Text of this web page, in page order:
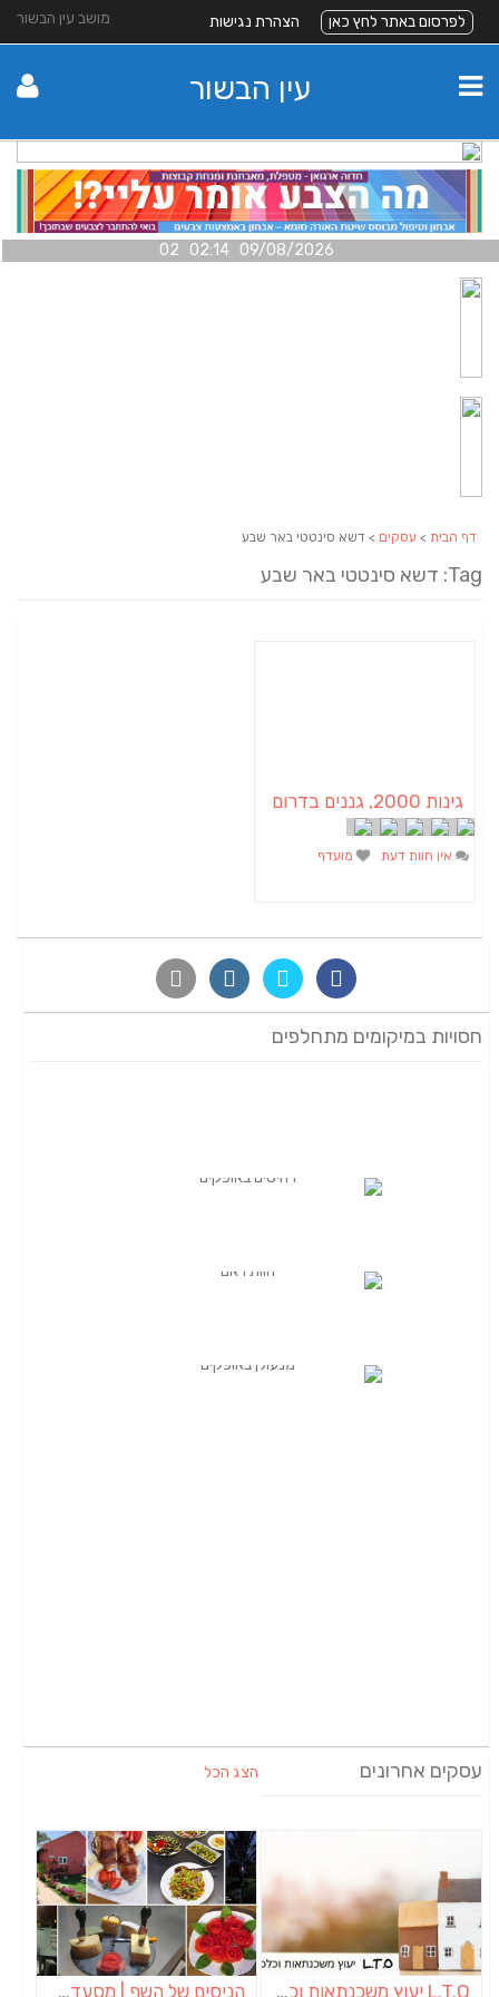
מושב עין הבשור לפרסום באתר לחץ כאן הצהרת נגישות
עין הבשור
09/08/2026 02:14 02
דף הבית > עסקים > דשא סינטטי באר שבע
Tag: דשא סינטטי באר שבע
גינות 2000, גננים בדרום
אין חוות דעת מועדף
חסויות במיקומים מתחלפים
עסקים אחרונים הצג הכל
L.T.O יעוץ משכנתאות וכלכלת משפחה | יועץ משכנתאות באשכול הניסים של השף | מסעדת שף בבית | ארוחות גורמה